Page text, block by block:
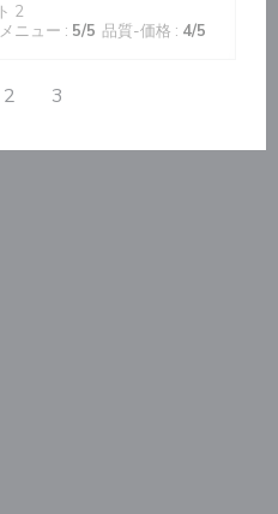
2
メニュー : 5/5 品質-価格 : 4/5
2 3